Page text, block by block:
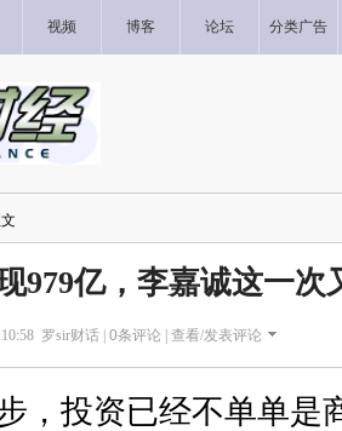
视频 博客 论坛 分类广告
979亿，李嘉诚这一次
罗sir财话 | 0条评论 | 查看/发表评论
，投资已经不单单是